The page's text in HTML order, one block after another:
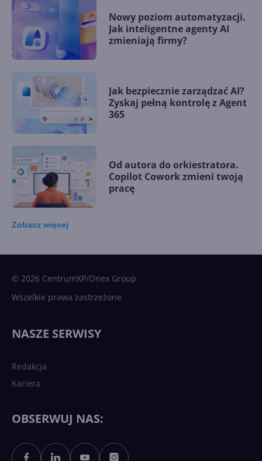
Nowy poziom automatyzacji.
Jak inteligentne agenty AI
zmieniają firmy?
Jak bezpiecznie zarządzać AI?
Zyskaj pełną kontrolę z Agent
365
Od autora do orkiestratora.
Copilot Cowork zmieni twoją
pracę
Zobacz więcej
© 2026 CentrumXP/Onex Group
Wszelkie prawa zastrzeżone
NASZE SERWISY
Redakcja
Kariera
OBSERWUJ NAS: